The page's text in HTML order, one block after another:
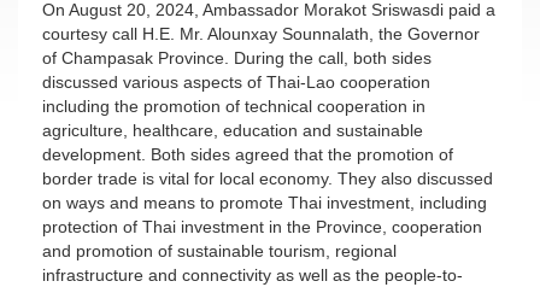
On August 20, 2024, Ambassador Morakot Sriswasdi paid a
courtesy call H.E. Mr. Alounxay Sounnalath, the Governor
of Champasak Province. During the call, both sides
discussed various aspects of Thai-Lao cooperation
including the promotion of technical cooperation in
agriculture, healthcare, education and sustainable
development. Both sides agreed that the promotion of
border trade is vital for local economy. They also discussed
on ways and means to promote Thai investment, including
protection of Thai investment in the Province, cooperation
and promotion of sustainable tourism, regional
infrastructure and connectivity as well as the people-to-